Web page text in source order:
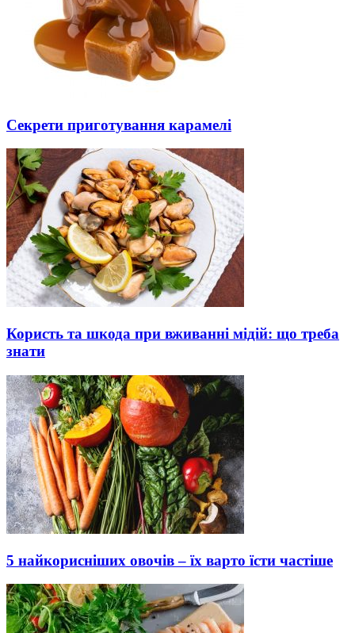
Секрети приготування карамелі
Користь та шкода при вживанні мідій: що треба
знати
5 найкорисніших овочів – їх варто їсти частіше